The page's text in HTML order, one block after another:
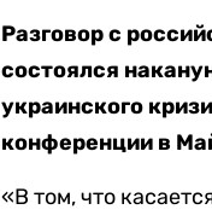
Разговор с
состоялся
украинского
конференции в
«В том, что